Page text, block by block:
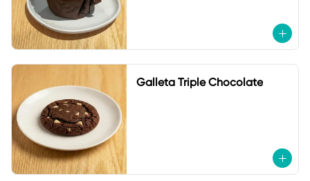
Galleta Triple Chocolate